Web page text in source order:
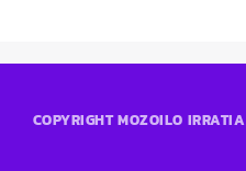
COPYRIGHT MOZOILO IRRATIA